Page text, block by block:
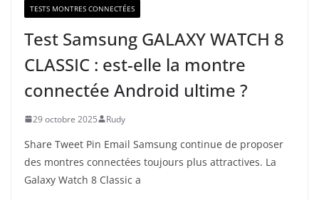
TESTS MONTRES CONNECTÉES
Test Samsung GALAXY WATCH 8
CLASSIC : est-elle la montre
connectée Android ultime ?
29 octobre 2025 Rudy
Share Tweet Pin Email Samsung continue de proposer
des montres connectées toujours plus attractives. La
Galaxy Watch 8 Classic a